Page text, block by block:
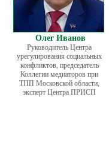
Олег Иванов
Руководитель Центра
урегулирования социальных
конфликтов, председатель
Коллегии медиаторов при
ТПП Московской области,
эксперт Центра ПРИСП